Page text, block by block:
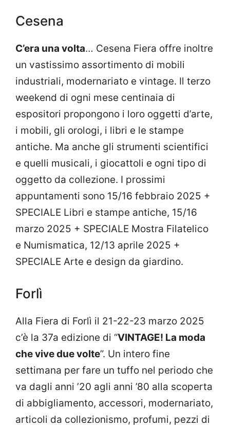
Cesena
C’era una volta… Cesena Fiera offre inoltre
un vastissimo assortimento di mobili
industriali, modernariato e vintage. Il terzo
weekend di ogni mese centinaia di
espositori propongono i loro oggetti d’arte,
i mobili, gli orologi, i libri e le stampe
antiche. Ma anche gli strumenti scientifici
e quelli musicali, i giocattoli e ogni tipo di
oggetto da collezione. I prossimi
appuntamenti sono 15/16 febbraio 2025 +
SPECIALE Libri e stampe antiche, 15/16
marzo 2025 + SPECIALE Mostra Filatelico
e Numismatica, 12/13 aprile 2025 +
SPECIALE Arte e design da giardino.
Forlì
Alla Fiera di Forlì il 21-22-23 marzo 2025
c’è la 37a edizione di “VINTAGE! La moda
che vive due volte”. Un intero fine
settimana per fare un tuffo nel periodo che
va dagli anni ’20 agli anni ’80 alla scoperta
di abbigliamento, accessori, modernariato,
articoli da collezionismo, profumi, pezzi di